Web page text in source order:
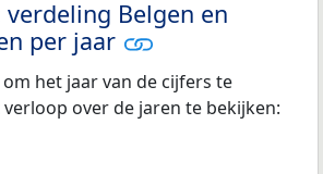
Belgen en
per jaar
het jaar van de cijfers te
over de jaren te bekijken: